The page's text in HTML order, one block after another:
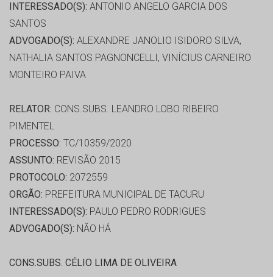
INTERESSADO(S): ANTONIO ANGELO GARCIA DOS
SANTOS
ADVOGADO(S): ALEXANDRE JANOLIO ISIDORO SILVA,
NATHALIA SANTOS PAGNONCELLI, VINÍCIUS CARNEIRO
MONTEIRO PAIVA
RELATOR: CONS.SUBS. LEANDRO LOBO RIBEIRO
PIMENTEL
PROCESSO: TC/10359/2020
ASSUNTO: REVISÃO 2015
PROTOCOLO: 2072559
ORGÃO: PREFEITURA MUNICIPAL DE TACURU
INTERESSADO(S): PAULO PEDRO RODRIGUES
ADVOGADO(S): NÃO HÁ
CONS.SUBS. CÉLIO LIMA DE OLIVEIRA